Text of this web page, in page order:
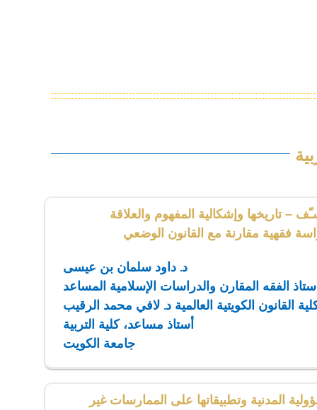
– تاريخها وإشكالية المفهوم والعلاقة
فقهية مقارنة مع القانون الوضعي
د. داود سلمان بن عيسى
الفقه المقارن والدراسات الإسلامية المساعد
القانون الكويتية العالمية د. لافي محمد الرقيب
أستاذ مساعد، كلية التربية
جامعة الكويت
المدنية وتطبيقاتها على الممارسات غير